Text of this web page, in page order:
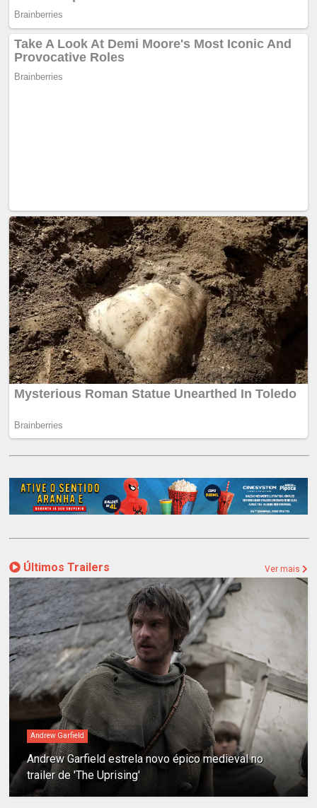
Últimos Trailers Ver mais
Andrew Garfield
Andrew Garfield estrela novo épico medieval no
trailer de 'The Uprising'